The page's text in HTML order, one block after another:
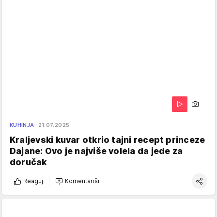
KUHINJA 21.07.2025.
Kraljevski kuvar otkrio tajni recept princeze
Dajane: Ovo je najviše volela da jede za
doručak
Reaguj Komentariši